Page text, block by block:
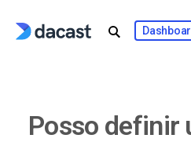
Posso definir